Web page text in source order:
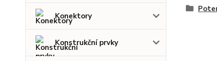
Konektory
Konstrukční prvky